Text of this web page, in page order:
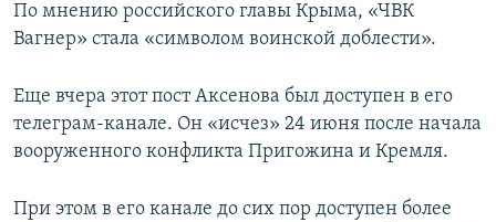
По мнению российского главы Крыма, «ЧВК
Вагнер» стала «символом воинской доблести».
Еще вчера этот пост Аксенова был доступен в его
телеграм-канале. Он «исчез» 24 июня после начала
вооруженного конфликта Пригожина и Кремля.
При этом в его канале до сих пор доступен более